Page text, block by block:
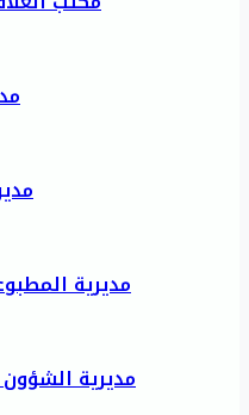
مديرية
مديرية